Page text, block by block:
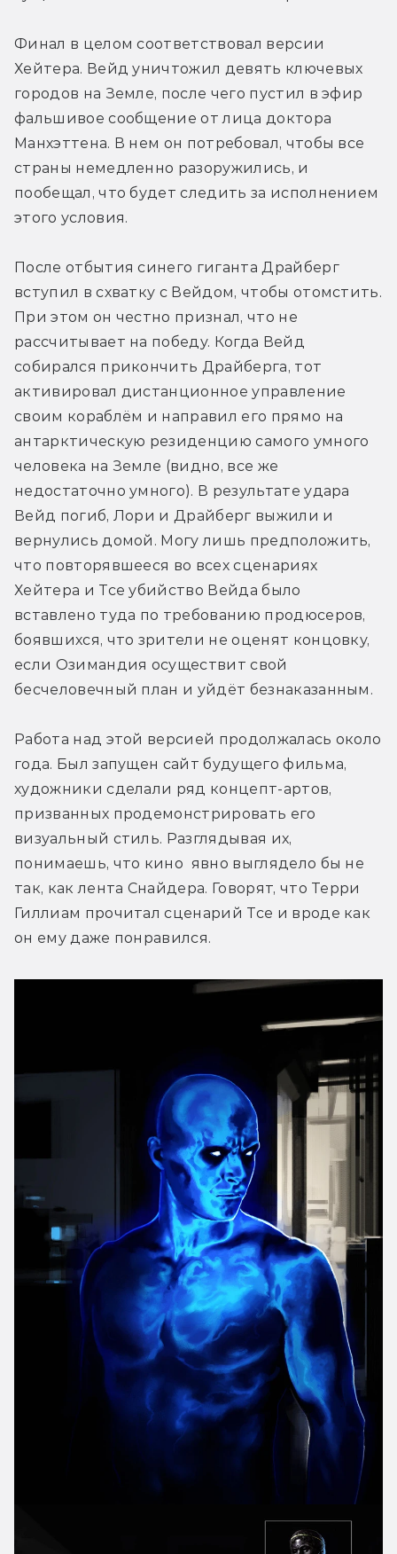
Финал в целом соответствовал версии
Хейтера. Вейд уничтожил девять ключевых
городов на Земле, после чего пустил в эфир
фальшивое сообщение от лица доктора
Манхэттена. В нем он потребовал, чтобы все
страны немедленно разоружились, и
пообещал, что будет следить за исполнением
этого условия.
После отбытия синего гиганта Драйберг
вступил в схватку с Вейдом, чтобы отомстить.
При этом он честно признал, что не
рассчитывает на победу. Когда Вейд
собирался прикончить Драйберга, тот
активировал дистанционное управление
своим кораблём и направил его прямо на
антарктическую резиденцию самого умного
человека на Земле (видно, все же
недостаточно умного). В результате удара
Вейд погиб, Лори и Драйберг выжили и
вернулись домой. Могу лишь предположить,
что повторявшееся во всех сценариях
Хейтера и Тсе убийство Вейда было
вставлено туда по требованию продюсеров,
боявшихся, что зрители не оценят концовку,
если Озимандия осуществит свой
бесчеловечный план и уйдёт безнаказанным.
Работа над этой версией продолжалась около
года. Был запущен сайт будущего фильма,
художники сделали ряд концепт-артов,
призванных продемонстрировать его
визуальный стиль. Разглядывая их,
понимаешь, что кино  явно выглядело бы не
так, как лента Снайдера. Говорят, что Терри
Гиллиам прочитал сценарий Тсе и вроде как
он ему даже понравился.